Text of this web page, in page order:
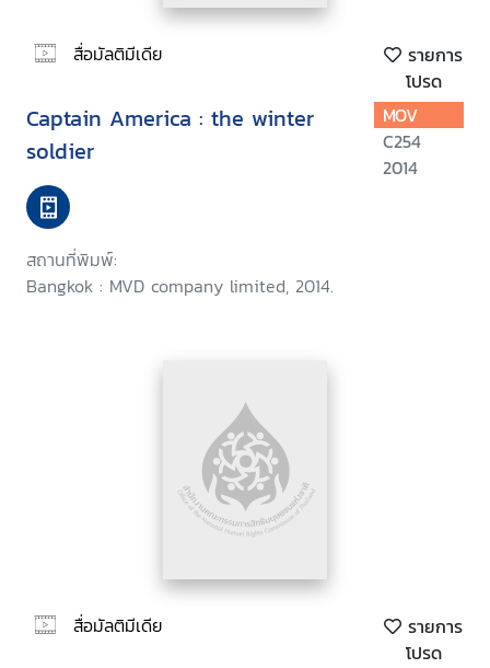
สื่อมัลติมีเดีย
รายการ
โปรด
Captain America : the winter
soldier
สถานที่พิมพ์:
Bangkok : MVD company limited, 2014.
MOV
C254
2014
สื่อมัลติมีเดีย
รายการ
โปรด